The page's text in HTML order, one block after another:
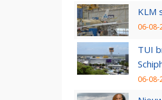
KLM
06-08-
TUI
06-08-